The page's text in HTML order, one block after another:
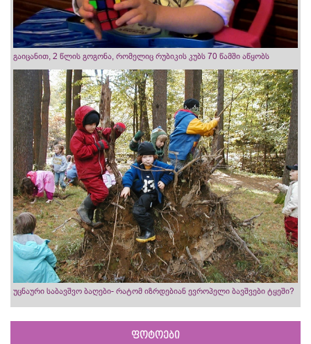
გაიცანით, 2 წლის გოგონა, რომელიც რუბიკის კუბს 70 წამში აწყობს
უცნაური საბავშვო ბაღები- რატომ იზრდებიან ევროპელი ბავშვები ტყეში?
ფოტოები